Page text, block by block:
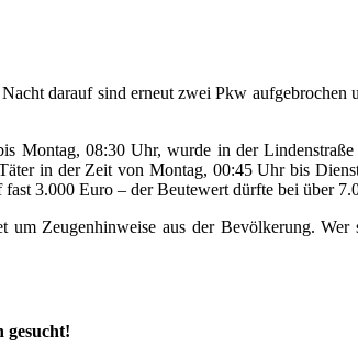
darauf sind erneut zwei Pkw
08:30 Uhr, wurde in der Lindenstraße
in der Zeit von Montag, 00:45 Uhr bis
3.000 Euro – der Beutewert dürfte bei über
Zeugenhinweise aus der Bevölkerung.
gesucht!